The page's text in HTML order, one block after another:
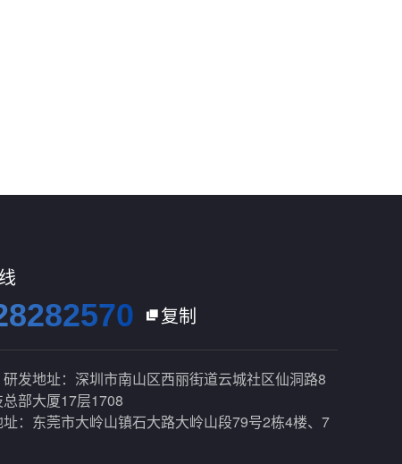
复制
发地址：深圳市南山区西丽街道云城社区仙洞路8
部大厦17层1708
：东莞市大岭山镇石大路大岭山段79号2栋4楼、7